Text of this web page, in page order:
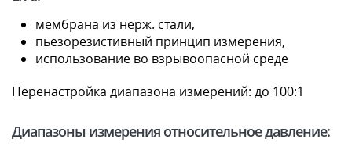
мембрана из нерж. стали,
пьезорезистивный принцип измерения,
использование во взрывоопасной среде
Перенастройка диапазона измерений: до 100:1
Диапазоны измерения относительное давление: